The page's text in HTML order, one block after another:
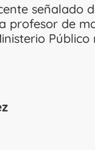
señalado
profesor de